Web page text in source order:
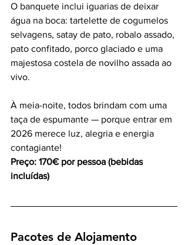
O banquete inclui iguarias de deixar
água na boca: tartelette de cogumelos
selvagens, satay de pato, robalo assado,
pato confitado, porco glaciado e uma
majestosa costela de novilho assada ao
vivo.
À meia-noite, todos brindam com uma
taça de espumante — porque entrar em
2026 merece luz, alegria e energia
contagiante!
Preço: 170€ por pessoa (bebidas
incluídas)
Pacotes de Alojamento